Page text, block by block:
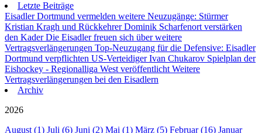
Letzte Beiträge
Eisadler Dortmund vermelden weitere Neuzugänge: Stürmer
Kristian Kragh und Rückkehrer Dominik Scharfenort verstärken
den KaderDie Eisadler freuen sich über weitere
Vertragsverlängerungen Top-Neuzugang für die Defensive: Eisadler
Dortmund verpflichten US-Verteidiger Ivan Chukarov Spielplan der
Eishockey - Regionalliga West veröffentlicht Weitere
Vertragsverlängerungen bei den Eisadlern
Archiv
2026
August (1) Juli (6) Juni (2) Mai (1) März (5) Februar (16) Januar